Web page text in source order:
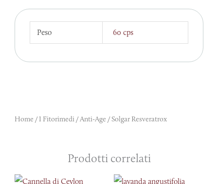
Peso 60 cps
Home /I Fitorimedi /Anti-Age / Solgar Resveratrox
Prodotti correlati
Fascia
Questo